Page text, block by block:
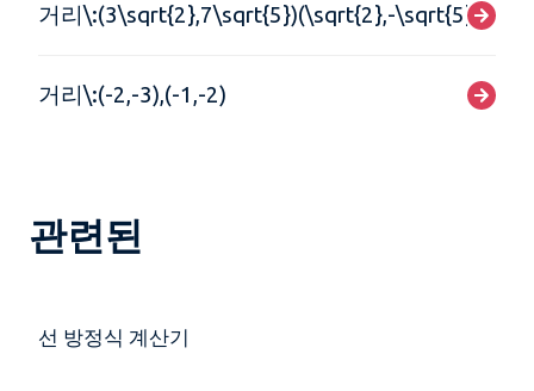
거리\:(3\sqrt{2},7\sqrt{5})(\sqrt{2},-\sqrt{5})
거리\:(-2,-3),(-1,-2)
관련된
선 방정식 계산기